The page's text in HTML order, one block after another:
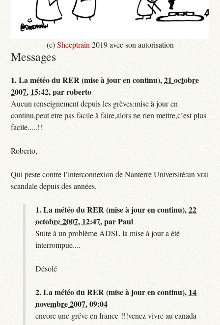
(c)Sheeptrain 2019 avec son autorisation
Messages
1.La météo du RER (mise à jour en continu),21 octobre
2007, 15:42,parroberto
Aucun renseignement depuis les grèves:mise à jour en
continu,peut etre pas facile à faire,alors ne rien mettre,c’est plus
facile.....!!
Roberto,
Qui peste contre l’interconnexion de Nanterre Université:un vrai
scandale depuis des années.
1.La météo du RER (mise à jour en continu),22
octobre 2007, 12:47,parPaul
Suite à un problème ADSL la mise à jour a été
interrompue....
Désolé
2.La météo du RER (mise à jour en continu), 14
novembre 2007, 09:04
encore une gréve en france !!!venez vivre au canada